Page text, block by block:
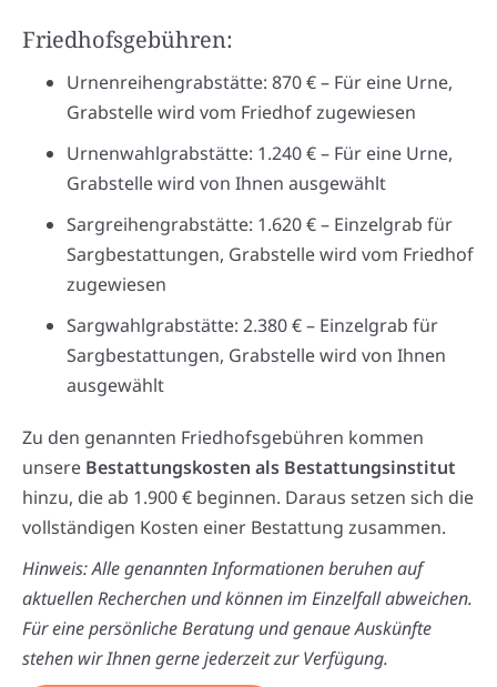
Friedhofsgebühren:
Urnenreihengrabstätte: 870 € – Für eine Urne,
Grabstelle wird vom Friedhof zugewiesen
Urnenwahlgrabstätte: 1.240 € – Für eine Urne,
Grabstelle wird von Ihnen ausgewählt
Sargreihengrabstätte: 1.620 € – Einzelgrab für
Sargbestattungen, Grabstelle wird vom Friedhof
zugewiesen
Sargwahlgrabstätte: 2.380 € – Einzelgrab für
Sargbestattungen, Grabstelle wird von Ihnen
ausgewählt
Zu den genannten Friedhofsgebühren kommen
unsere Bestattungskosten als Bestattungsinstitut
hinzu, die ab 1.900 € beginnen. Daraus setzen sich die
vollständigen Kosten einer Bestattung zusammen.
Hinweis: Alle genannten Informationen beruhen auf
aktuellen Recherchen und können im Einzelfall abweichen.
Für eine persönliche Beratung und genaue Auskünfte
stehen wir Ihnen gerne jederzeit zur Verfügung.